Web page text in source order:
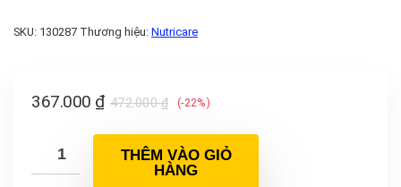
SKU: 130287 Thương hiệu: Nutricare
472.000₫
367.000 ₫ (-22%)
THÊM VÀO GIỎ
HÀNG